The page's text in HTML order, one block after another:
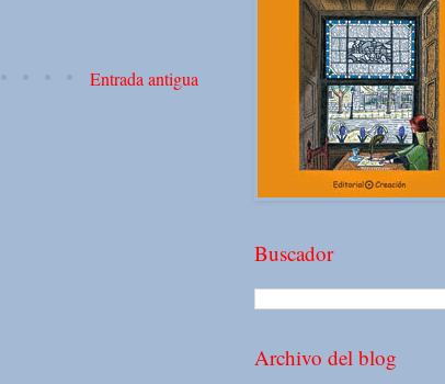
Entrada antigua
Buscador
Archivo del blog